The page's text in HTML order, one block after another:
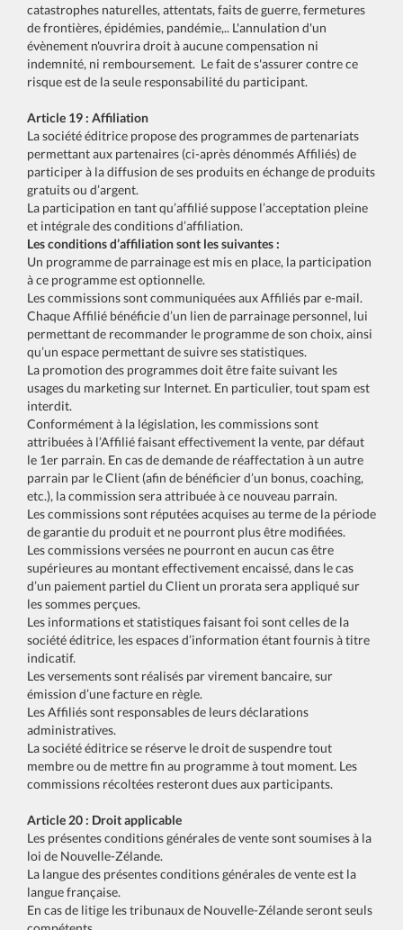
catastrophes naturelles, attentats, faits de guerre, fermetures
de frontières, épidémies, pandémie,.. L'annulation d'un
évènement n'ouvrira droit à aucune compensation ni
indemnité, ni remboursement. Le fait de s'assurer contre ce
risque est de la seule responsabilité du participant.
Article 19 : Affiliation
La société éditrice propose des programmes de partenariats
permettant aux partenaires (ci-après dénommés Affiliés) de
participer à la diffusion de ses produits en échange de produits
gratuits ou d’argent.
La participation en tant qu’affilié suppose l’acceptation pleine
et intégrale des conditions d’affiliation.
Les conditions d’affiliation sont les suivantes :
Un programme de parrainage est mis en place, la participation
à ce programme est optionnelle.
Les commissions sont communiquées aux Affiliés par e-mail.
Chaque Affilié bénéficie d’un lien de parrainage personnel, lui
permettant de recommander le programme de son choix, ainsi
qu’un espace permettant de suivre ses statistiques.
La promotion des programmes doit être faite suivant les
usages du marketing sur Internet. En particulier, tout spam est
interdit.
Conformément à la législation, les commissions sont
attribuées à l’Affilié faisant effectivement la vente, par défaut
le 1er parrain. En cas de demande de réaffectation à un autre
parrain par le Client (afin de bénéficier d’un bonus, coaching,
etc.), la commission sera attribuée à ce nouveau parrain.
Les commissions sont réputées acquises au terme de la période
de garantie du produit et ne pourront plus être modifiées.
Les commissions versées ne pourront en aucun cas être
supérieures au montant effectivement encaissé, dans le cas
d’un paiement partiel du Client un prorata sera appliqué sur
les sommes perçues.
Les informations et statistiques faisant foi sont celles de la
société éditrice, les espaces d’information étant fournis à titre
indicatif.
Les versements sont réalisés par virement bancaire, sur
émission d’une facture en règle.
Les Affiliés sont responsables de leurs déclarations
administratives.
La société éditrice se réserve le droit de suspendre tout
membre ou de mettre fin au programme à tout moment. Les
commissions récoltées resteront dues aux participants.
Article 20 : Droit applicable
Les présentes conditions générales de vente sont soumises à la
loi de Nouvelle-Zélande.
La langue des présentes conditions générales de vente est la
langue française.
En cas de litige les tribunaux de Nouvelle-Zélande seront seuls